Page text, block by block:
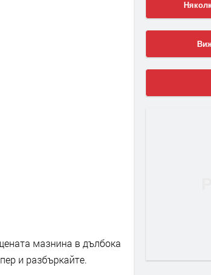
мазнина в дълбока
и разбъркайте.